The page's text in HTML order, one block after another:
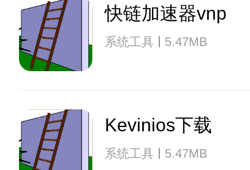
快链加速器vnp
系统工具 5.47MB
Kevinios下载
系统工具 5.47MB